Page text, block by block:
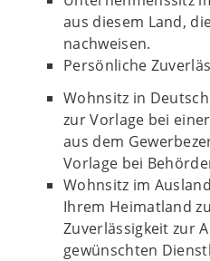
aus diesem Land,
nachweisen.
Persönliche
Wohnsitz in
zur Vorlage bei
aus dem
Vorlage bei
Wohnsitz im
Ihrem Heimatland
Zuverlässigkeit zur
gewünschten